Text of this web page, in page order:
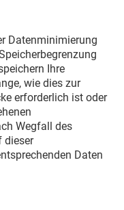
Datenminimierung
Ihre
wie dies zur
erforderlich ist oder
Wegfall des
dieser
Daten